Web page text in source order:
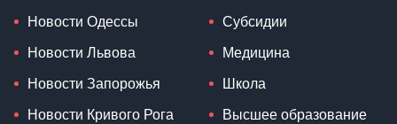
Новости Одессы
Новости Львова
Новости Запорожья
Новости Кривого Рога
Субсидии
Медицина
Школа
Высшее образование